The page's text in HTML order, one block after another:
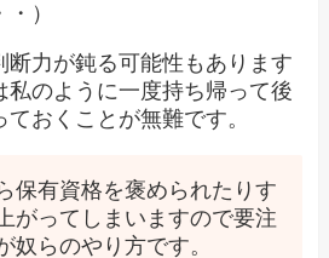
）
断力が鈍る可能性もあります
私のように一度持ち帰って後
おくことが無難です。
保有資格を褒められたりす
がってしまいますので要注
奴らのやり方です。